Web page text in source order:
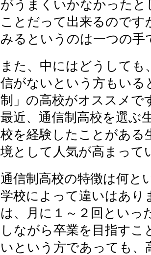
がうまくいかなかった
ことだって出来るので
みるというのは一つの手
また、中にはどうして
信がないという方もいる
制」の高校がオススメで
最近、通信制高校を選ぶ
校を経験したことがある
境として人気が高まって
通信制高校の特徴は何と
学校によって違いはあり
は、月に１～２回といっ
しながら卒業を目指す
いという方であっても、